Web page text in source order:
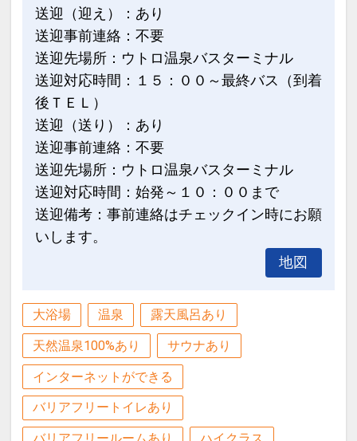
送迎（迎え）：あり
送迎事前連絡：不要
送迎先場所：ウトロ温泉バスターミナル
送迎対応時間：１５：００～最終バス（到着
後ＴＥＬ）
送迎（送り）：あり
送迎事前連絡：不要
送迎先場所：ウトロ温泉バスターミナル
送迎対応時間：始発～１０：００まで
送迎備考：事前連絡はチェックイン時にお願
いします。
地図
大浴場 温泉 露天風呂あり
天然温泉100%あり サウナあり
インターネットができる
バリアフリートイレあり